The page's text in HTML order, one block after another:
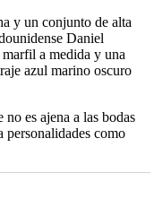
y un conjunto de alta
Daniel
a medida y una
azul marino oscuro
es ajena a las bodas
personalidades como